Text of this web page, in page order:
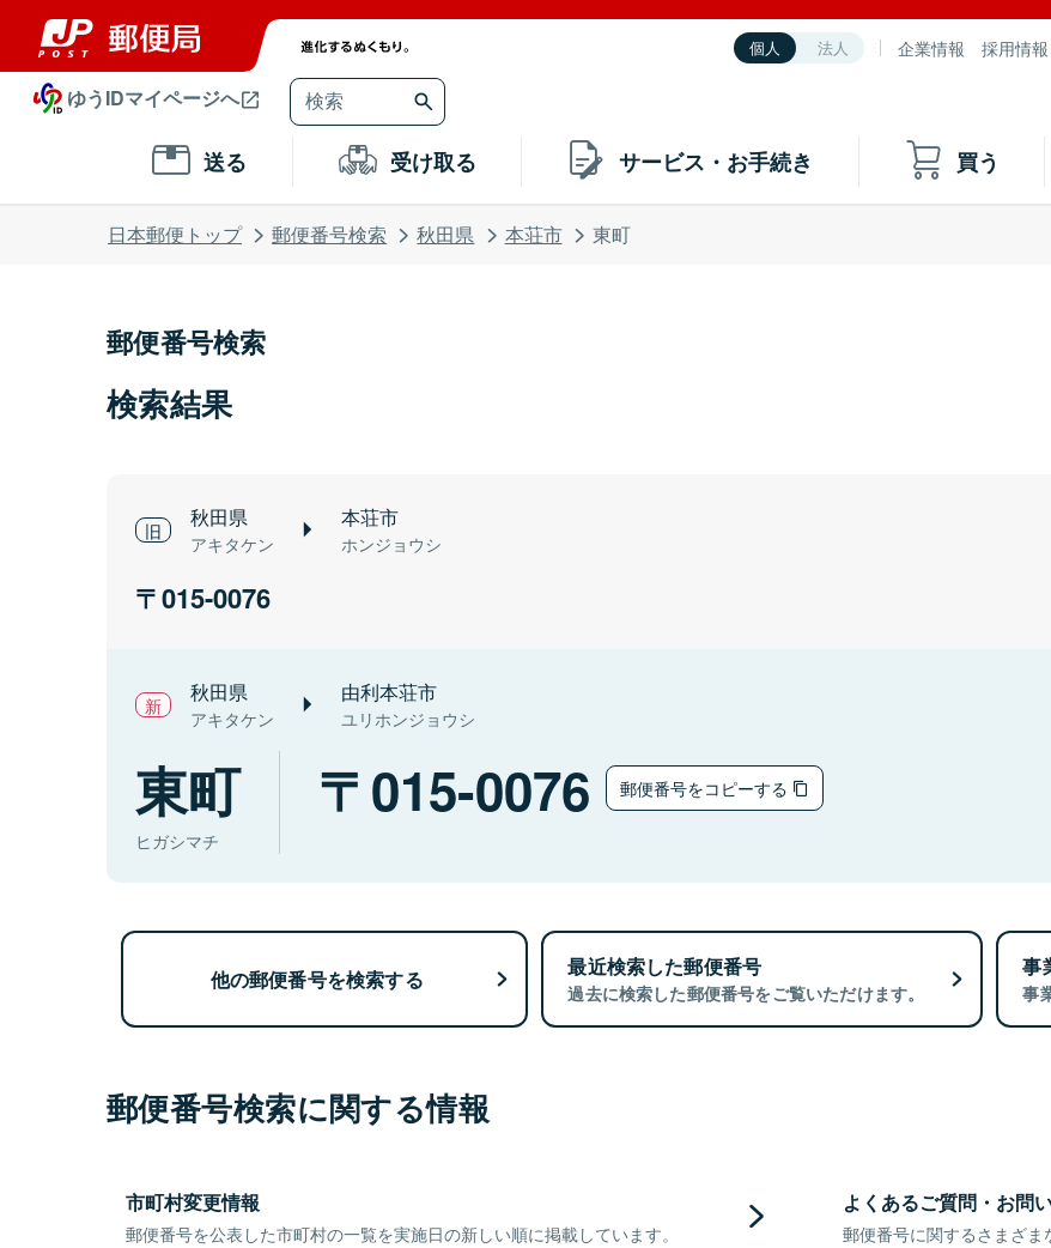
個人 法人 企業情報 採用情報
ゆうIDマイページへ
送る 受け取る サービス・お手続き 買う
日本郵便トップ 郵便番号検索 秋田県 本荘市 東町
郵便番号検索
検索結果
秋田県
アキタケン
本荘市
ホンジョウシ
015-0076
秋田県
アキタケン
由利本荘市
ユリホンジョウシ
東町
ヒガシマチ
015-0076 郵便番号をコピーする
他の郵便番号を検索する 最近検索した郵便番号
過去に検索した郵便番号をご覧いただけます。
事
事
郵便番号検索に関する情報
市町村変更情報
郵便番号を公表した市町村の一覧を実施日の新しい順に掲載しています。
よくあるご質問・お問
郵便番号に関するさまざま